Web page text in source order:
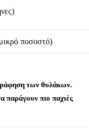
ποσοστό)
των θυλάκων.
πιο παχιές